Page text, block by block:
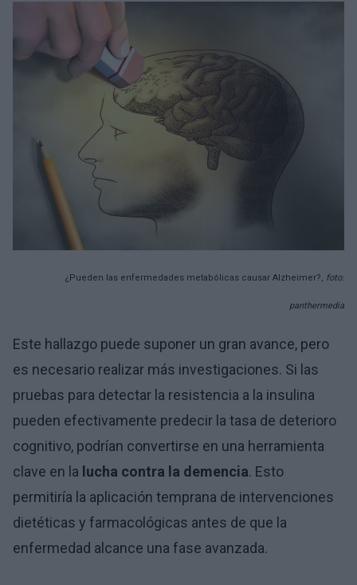
¿Pueden las enfermedades metabólicas causar Alzheimer?, foto:
panthermedia
Este hallazgo puede suponer un gran avance, pero
es necesario realizar más investigaciones. Si las
pruebas para detectar la resistencia a la insulina
pueden efectivamente predecir la tasa de deterioro
cognitivo, podrían convertirse en una herramienta
clave en la lucha contra la demencia. Esto
permitiría la aplicación temprana de intervenciones
dietéticas y farmacológicas antes de que la
enfermedad alcance una fase avanzada.